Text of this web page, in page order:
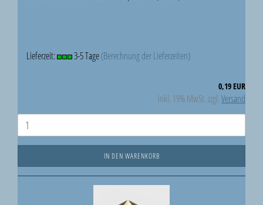
Lieferzeit: 3-5 Tage(Berechnung der Lieferzeiten)
0,19 EUR
inkl. 19% MwSt. zzgl.Versand
IN DEN WARENKORB